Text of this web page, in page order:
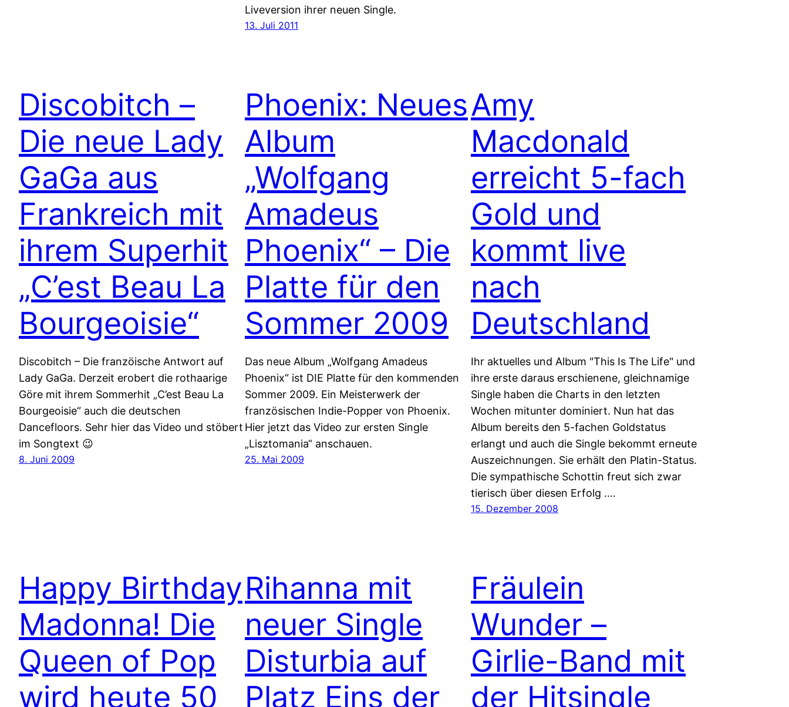
Liveversion ihrer neuen Single.
13. Juli 2011
Discobitch –
Die neue Lady
GaGa aus
Frankreich mit
ihrem Superhit
„C’est Beau La
Bourgeoisie“
Discobitch – Die franzöische Antwort auf
Lady GaGa. Derzeit erobert die rothaarige
Göre mit ihrem Sommerhit „C’est Beau La
Bourgeoisie“ auch die deutschen
Dancefloors. Sehr hier das Video und stöbert
im Songtext 😉
8. Juni 2009
Phoenix: Neues
Album
„Wolfgang
Amadeus
Phoenix“ – Die
Platte für den
Sommer 2009
Das neue Album „Wolfgang Amadeus
Phoenix“ ist DIE Platte für den kommenden
Sommer 2009. Ein Meisterwerk der
französischen Indie-Popper von Phoenix.
Hier jetzt das Video zur ersten Single
„Lisztomania“ anschauen.
25. Mai 2009
Amy
Macdonald
erreicht 5-fach
Gold und
kommt live
nach
Deutschland
Ihr aktuelles und Album "This Is The Life" und
ihre erste daraus erschienene, gleichnamige
Single haben die Charts in den letzten
Wochen mitunter dominiert. Nun hat das
Album bereits den 5-fachen Goldstatus
erlangt und auch die Single bekommt erneute
Auszeichnungen. Sie erhält den Platin-Status.
Die sympathische Schottin freut sich zwar
tierisch über diesen Erfolg .…
15. Dezember 2008
Happy Birthday
Madonna! Die
Queen of Pop
wird heute 50
Rihanna mit
neuer Single
Disturbia auf
Platz Eins der
Fräulein
Wunder –
Girlie-Band mit
der Hitsingle